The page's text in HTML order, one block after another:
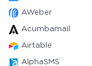
AWeber
Acumbamail
Airtable
AlphaSMS